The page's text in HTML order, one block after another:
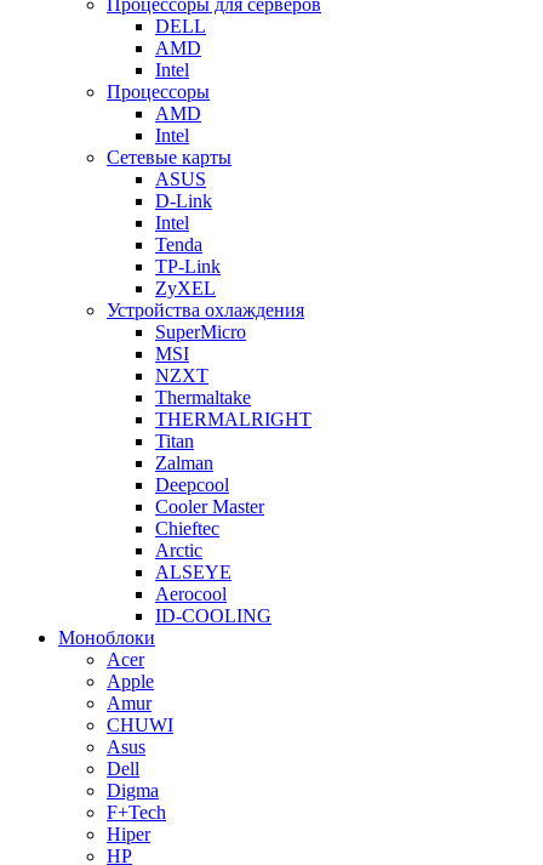
Процессоры для серверов
DELL
AMD
Intel
Процессоры
AMD
Intel
Сетевые карты
ASUS
D-Link
Intel
Tenda
TP-Link
ZyXEL
Устройства охлаждения
SuperMicro
MSI
NZXT
Thermaltake
THERMALRIGHT
Titan
Zalman
Deepcool
Cooler Master
Chieftec
Arctic
ALSEYE
Aerocool
ID-COOLING
Моноблоки
Acer
Apple
Amur
CHUWI
Asus
Dell
Digma
F+Tech
Hiper
HP